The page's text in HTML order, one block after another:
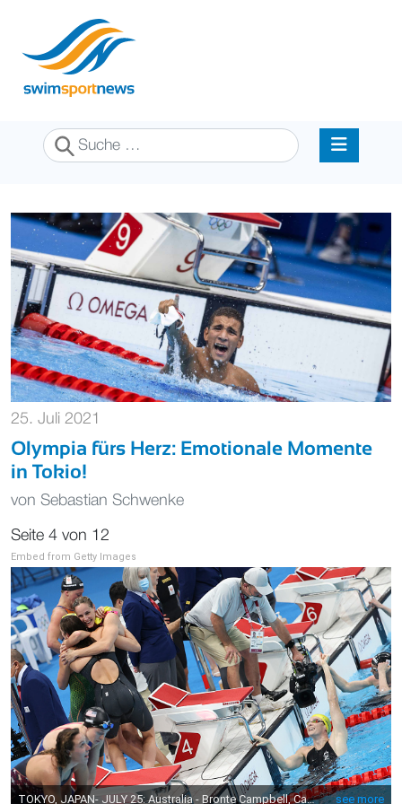
Suchen
25. Juli 2021
Olympia fürs Herz: Emotionale Momente
in Tokio!
von Sebastian Schwenke
Seite 4 von 12
Embed from Getty Images